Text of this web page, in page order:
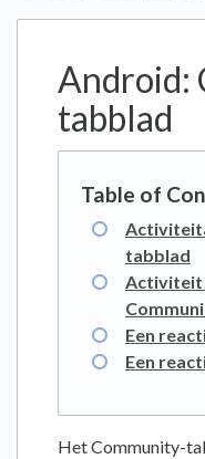
Android:
tabblad
tabblad
Activiteit
Een
Een
Het Community-